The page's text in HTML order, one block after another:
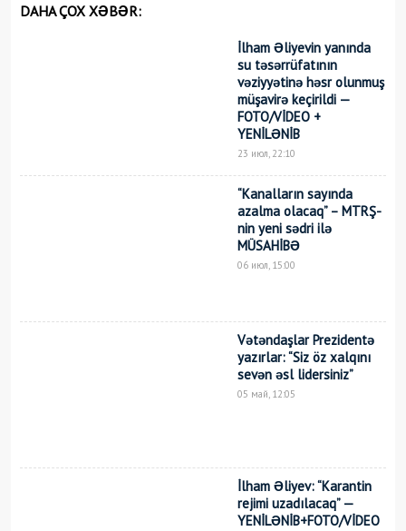
DAHA ÇOX XƏBƏR:
İlham Əliyevin yanında
su təsərrüfatının
vəziyyətinə həsr olunmuş
müşavirə keçirildi —
FOTO/VİDEO +
YENİLƏNİB
23 июл, 22:10
“Kanalların sayında
azalma olacaq” – MTRŞ-
nin yeni sədri ilə
MÜSAHİBƏ
06 июл, 15:00
Vətəndaşlar Prezidentə
yazırlar: “Siz öz xalqını
sevən əsl lidersiniz”
05 май, 12:05
İlham Əliyev: “Karantin
rejimi uzadılacaq” —
YENİLƏNİB+FOTO/VİDEO